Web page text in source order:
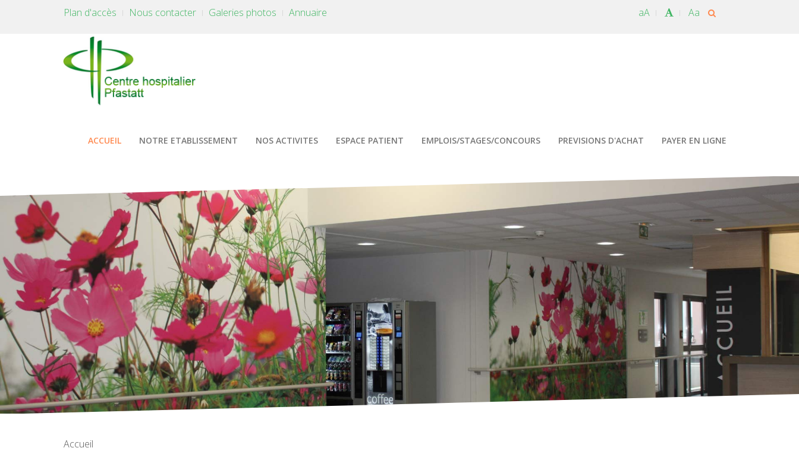
Plan d'accès Nous contacter Galeries photos Annuaire aA Aa
ACCUEIL NOTRE ETABLISSEMENT NOS ACTIVITES ESPACE PATIENT EMPLOIS/STAGES/CONCOURS PREVISIONS D'ACHAT PAYER EN LIGNE
Accueil